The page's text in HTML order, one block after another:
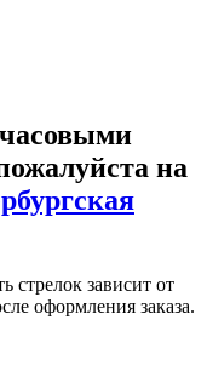
на
стрелок зависит от
оформления заказа.